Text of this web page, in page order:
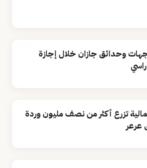
وحدائق جازان خلال إجازة
تزرع أكثر من نصف مليون وردة
عرعر